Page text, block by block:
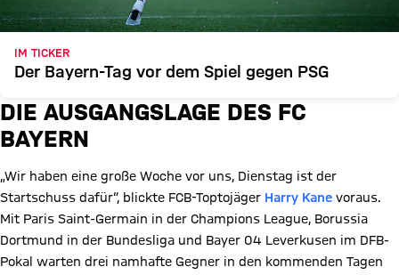
IM TICKER
Der Bayern-Tag vor dem Spiel gegen PSG
DIE AUSGANGSLAGE DES FC
BAYERN
„Wir haben eine große Woche vor uns, Dienstag ist der
Startschuss dafür“, blickte FCB-Toptojäger Harry Kane voraus.
Mit Paris Saint-Germain in der Champions League, Borussia
Dortmund in der Bundesliga und Bayer 04 Leverkusen im DFB-
Pokal warten drei namhafte Gegner in den kommenden Tagen